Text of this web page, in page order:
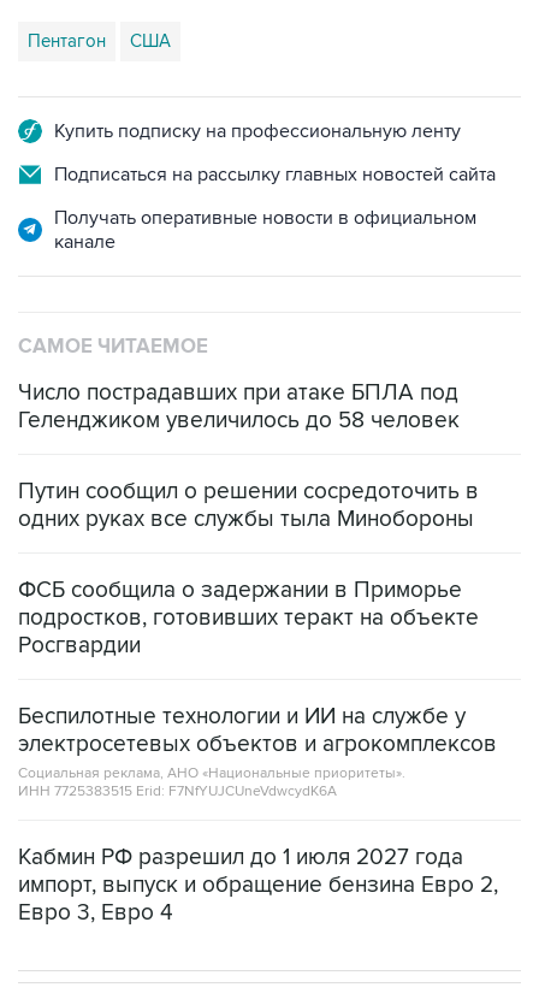
Пентагон США
Купить подписку на профессиональную ленту
Подписаться на рассылку главных новостей сайта
Получать оперативные новости в официальном
канале
САМОЕ ЧИТАЕМОЕ
Число пострадавших при атаке БПЛА под
Геленджиком увеличилось до 58 человек
Путин сообщил о решении сосредоточить в
одних руках все службы тыла Минобороны
ФСБ сообщила о задержании в Приморье
подростков, готовивших теракт на объекте
Росгвардии
Беспилотные технологии и ИИ на службе у
электросетевых объектов и агрокомплексов
Социальная реклама, АНО «Национальные приоритеты».
ИНН 7725383515 Erid: F7NfYUJCUneVdwcydK6A
Кабмин РФ разрешил до 1 июля 2027 года
импорт, выпуск и обращение бензина Евро 2,
Евро 3, Евро 4